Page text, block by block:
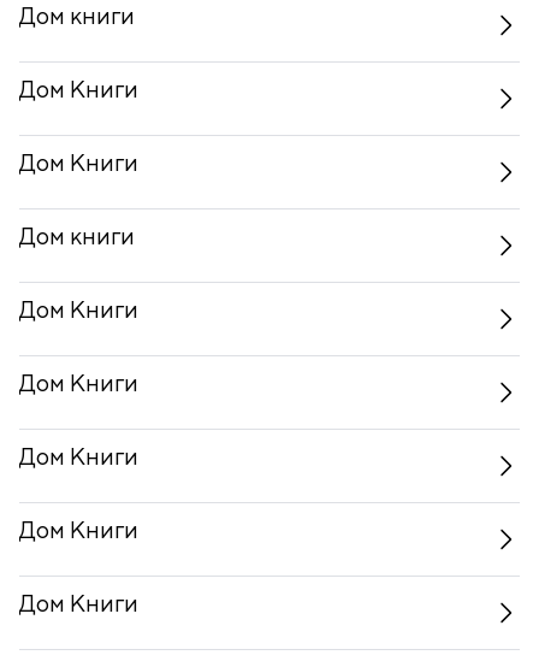
Дом книги
Дом Книги
Дом Книги
Дом книги
Дом Книги
Дом Книги
Дом Книги
Дом Книги
Дом Книги